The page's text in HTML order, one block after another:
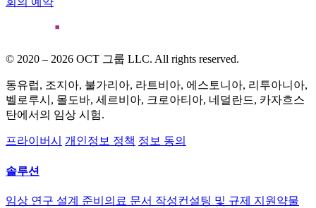
© 2020 – 2026 OCT 그룹 LLC. All rights reserved.
동유럽, 조지아, 불가리아, 라트비아, 에스토니아, 리투아니아,
벨로루시, 몰도바, 세르비아, 크로아티아, 네덜란드, 카자흐스
탄에서의 임상 시험.
프라이버시 개인정보 정책 정보 동의
솔루션
임상 연구 설계 준비 의료 문서 작성컨설팅 및 규제 지원 약물